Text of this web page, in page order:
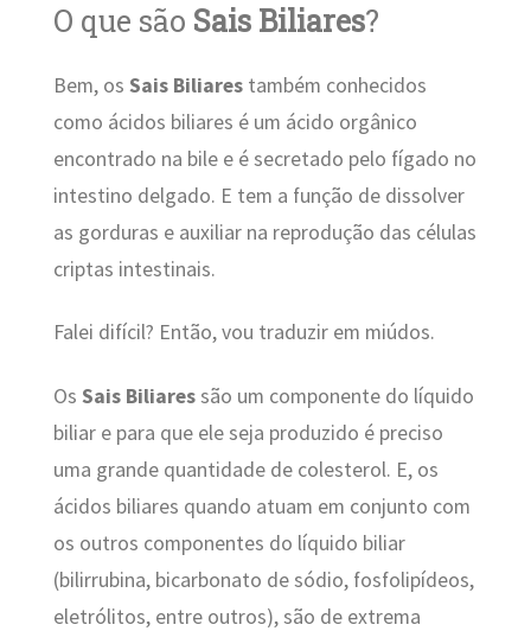
O que são Sais Biliares?
Bem, os Sais Biliarestambém conhecidos
como ácidos biliares é um ácido orgânico
encontrado na bile e é secretado pelo fígado no
intestino delgado. E tem a função de dissolver
as gorduras e auxiliar na reprodução das células
criptas intestinais.
Falei difícil? Então, vou traduzir em miúdos.
Os Sais Biliaressão um componente do líquido
biliar e para que ele seja produzido é preciso
uma grande quantidade de colesterol. E, os
ácidos biliares quando atuam em conjunto com
os outros componentes do líquido biliar
(bilirrubina, bicarbonato de sódio, fosfolipídeos,
eletrólitos, entre outros), são de extrema